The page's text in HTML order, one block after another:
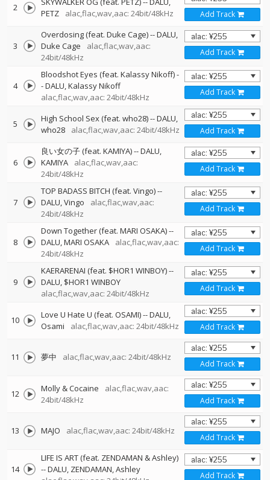
2
PETZ
alac,flac,wav,aac: 24bit/48kHz Add Track
3
Overdosing (feat. Duke Cage)--DALU
Duke Cage
alac,flac,wav,aac:
24bit/48kHz
Add Track
4
Bloodshot Eyes (feat. Kalassy Nikoff)-
-DALU Kalassy Nikoff
alac,flac,wav,aac: 24bit/48kHz
Add Track
5 High School Sex (feat. who28)--DALU
who28
alac,flac,wav,aac: 24bit/48kHz Add Track
6
良い女の子 (feat. KAMIYA)--DALU
KAMIYA
alac,flac,wav,aac:
24bit/48kHz
Add Track
7
TOP BADASS BITCH (feat. Vingo)--
DALU Vingo
alac,flac,wav,aac:
24bit/48kHz
Add Track
8
Down Together (feat. MARI OSAKA)--
DALU MARI OSAKA
alac,flac,wav,aac:
24bit/48kHz
Add Track
9
KAERARENAI (feat. $HOR1 WINBOY)--
DALU $HOR1 WINBOY
alac,flac,wav,aac: 24bit/48kHz
Add Track
10 Love U Hate U (feat. OSAMI)--DALU
Osami
alac,flac,wav,aac: 24bit/48kHz Add Track
11 夢中 alac,flac,wav,aac: 24bit/48kHz
Add Track
12 Molly & Cocaine
alac,flac,wav,aac:
24bit/48kHz
Add Track
13 MAJO alac,flac,wav,aac: 24bit/48kHz
Add Track
14
LIFE IS ART (feat. ZENDAMAN & Ashley)
--DALU ZENDAMAN Ashley
Add Track